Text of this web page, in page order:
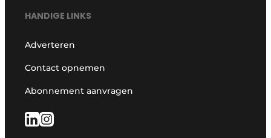
HANDIGE LINKS
Adverteren
Contact opnemen
Abonnement aanvragen